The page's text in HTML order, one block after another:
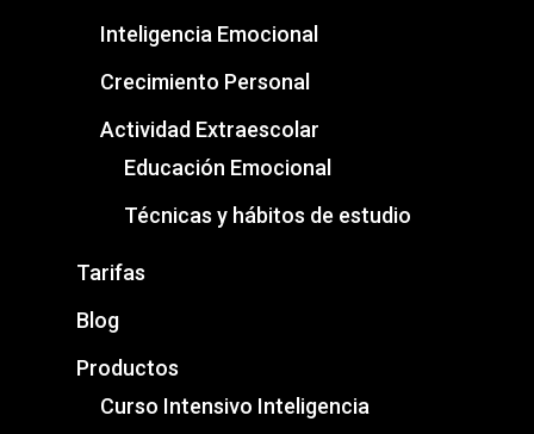
Inteligencia Emocional
Crecimiento Personal
Actividad Extraescolar
Educación Emocional
Técnicas y hábitos de estudio
Tarifas
Blog
Productos
Curso Intensivo Inteligencia